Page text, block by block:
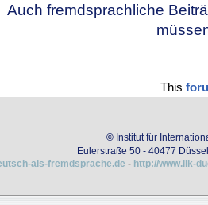
Auch fremdsprachliche
This
© Institut für
Eulerstraße 50 - 40477
als-fremdsprache.de - http://www.iik-